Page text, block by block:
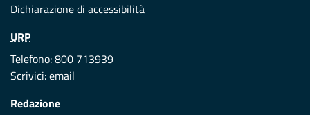
Dichiarazione di accessibilità
URP
Telefono: 800 713939
Scrivici:email
Redazione